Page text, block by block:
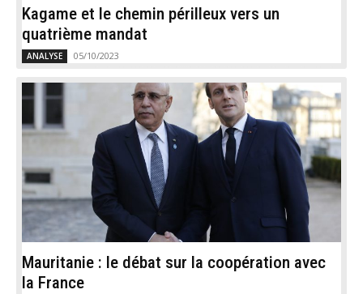
Kagame et le chemin périlleux vers un
quatrième mandat
ANALYSE 05/10/2023
Mauritanie : le débat sur la coopération avec
la France